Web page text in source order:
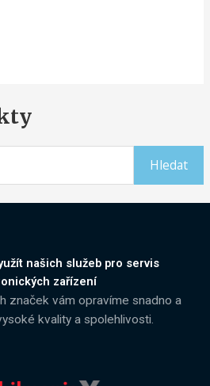
Hledat
našich služeb pro servis
zařízení
značek vám opravíme snadno a
kvality a spolehlivosti.